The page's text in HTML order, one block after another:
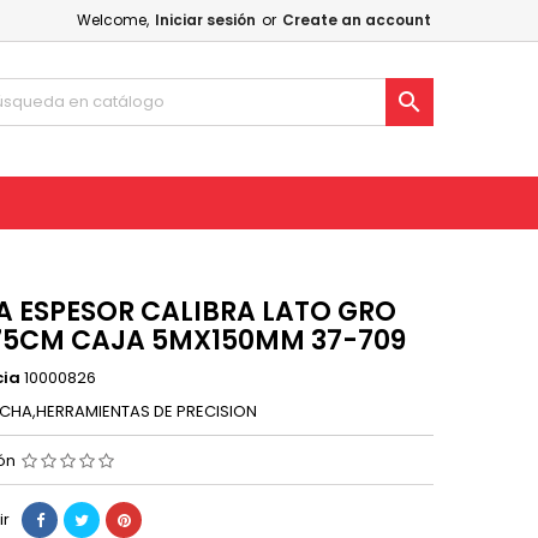
Welcome, Iniciar sesión or Create an account

ESPESOR CALIBRA LATO GRO
CAJA 5MX150MM 37-709
10000826
DE PRECISION